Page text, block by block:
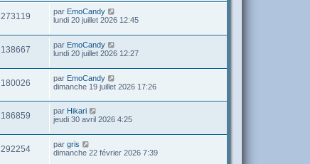
273119 par EmoCandy
lundi 20 juillet 2026 12:45
138667 par EmoCandy
lundi 20 juillet 2026 12:27
180026 par EmoCandy
dimanche 19 juillet 2026 17:26
186859 par Hikari
jeudi 30 avril 2026 4:25
292254 par gris
dimanche 22 février 2026 7:39